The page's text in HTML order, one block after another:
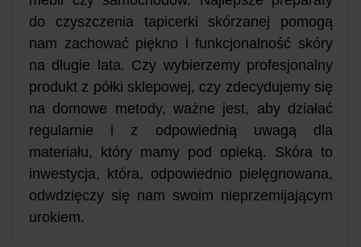
do czyszczenia tapicerki skórzanej pomogą
nam zachować piękno i funkcjonalność skóry
na długie lata. Czy wybierzemy profesjonalny
produkt z półki sklepowej, czy zdecydujemy się
na domowe metody, ważne jest, aby działać
regularnie i z odpowiednią uwagą dla
materiału, który mamy pod opieką. Skóra to
inwestycja, która, odpowiednio pielęgnowana,
odwdzięczy się nam swoim nieprzemijającym
urokiem.